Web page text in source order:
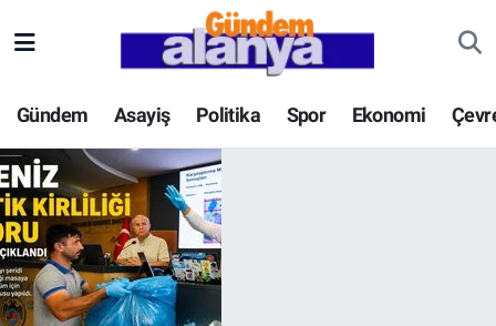
Gündem Asayiş Politika Spor Ekonomi